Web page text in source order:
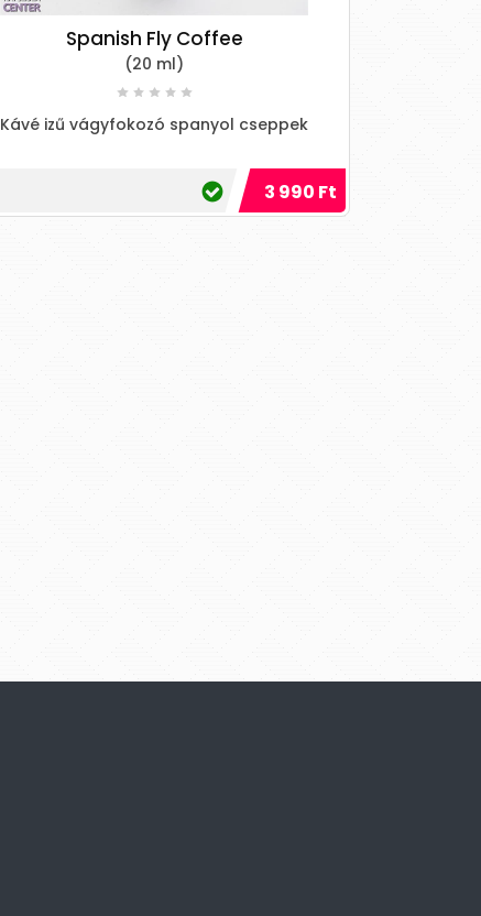
Spanish Fly Coffee
(20 ml)
Kávé izű vágyfokozó spanyol cseppek
3 990 Ft